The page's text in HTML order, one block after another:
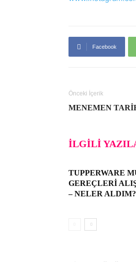
Facebook
Önceki İçerik
MENEMEN
İLGILI
TUPPERWARE
GEREÇLERI
– NELER ALDIM?